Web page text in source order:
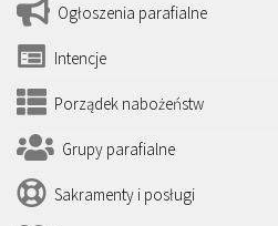
Ogłoszenia parafialne
Intencje
Porządek nabożeństw
Grupy parafialne
Sakramenty i posługi